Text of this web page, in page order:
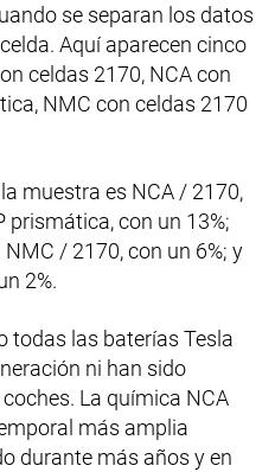
se separan los datos
Aquí aparecen cinco
celdas 2170, NCA con
NMC con celdas 2170
muestra es NCA / 2170,
prismática, con un 13%;
/ 2170, con un 6%; y
2%.
todas las baterías Tesla
ni han sido
La química NCA
más amplia
durante más años y en